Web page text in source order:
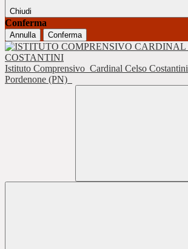
Chiudi
Conferma
Annulla Conferma
Istituto Comprensivo Cardinal Celso Costantini
Pordenone (PN)